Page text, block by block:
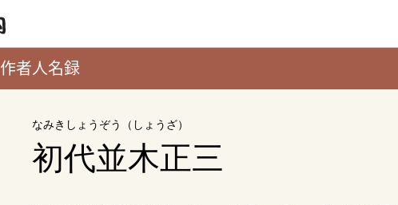
作者人名録
なみきしょうぞう（しょうざ）
初代並木正三